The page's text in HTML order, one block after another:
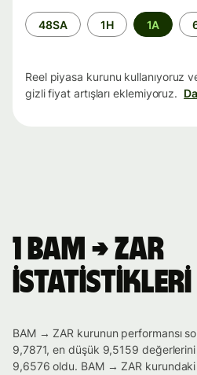
Zaman
aralığı
48SA 1H 1A
Reel piyasa kurunu kullanıyoruz
gizli fiyat artışları eklemiyoruz.
1 BAM → ZAR
istatistikleri
BAM → ZAR kurunun performansı
9,7871, en düşük 9,5159
9,6576 oldu. BAM → ZAR kurundaki